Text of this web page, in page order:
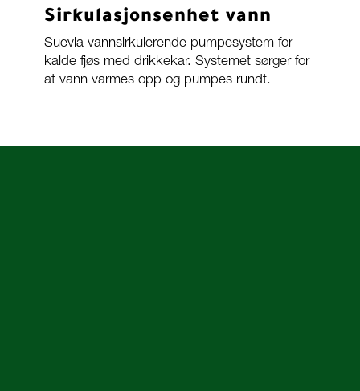
Sirkulasjonsenhet vann
Suevia vannsirkulerende pumpesystem for
kalde fjøs med drikkekar. Systemet sørger for
at vann varmes opp og pumpes rundt.